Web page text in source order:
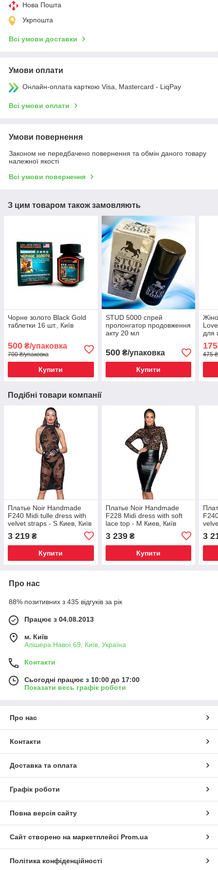
Нова Пошта
Укрпошта
Всі умови доставки
Умови оплати
Онлайн-оплата карткою Visa, Mastercard - LiqPay
Всі умови оплати
Умови повернення
Законом не передбачено повернення та обмін даного товару
належної якості
Всі умови повернення
З цим товаром також замовляють
Чорне золото Black Gold
таблетки 16 шт., Київ
500 ₴/упаковка
700 ₴/упаковка
Купити
STUD 5000 спрей
пролонгатор продовження
акту 20 мл
500₴/упаковка
Купити
для
175
475
Подібні товари компанії
Платье Noir Handmade
F240 Midi tulle dress with
velvet straps - S Киев, Київ
3 219 ₴
Купити
Платье Noir Handmade
F228 Midi dress with soft
lace top - M Киев, Київ
3 239₴
Купити
3
Про нас
88% позитивних з 435 відгуків за рік
Працює з 04.08.2013
м. Київ
Алішера Навої 69, Київ, Україна
Контакти
Сьогодні працює з 10:00 до 17:00
Показати весь графік роботи
Про нас
Контакти
Доставка та оплата
Графік роботи
Повна версія сайту
Сайт створено на маркетплейсі Prom.ua
Політика конфіденційності